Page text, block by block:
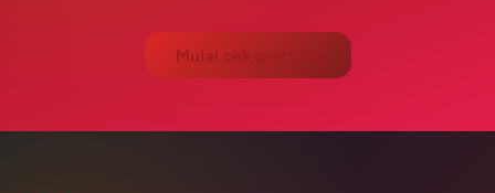
Mulai cek gratis →